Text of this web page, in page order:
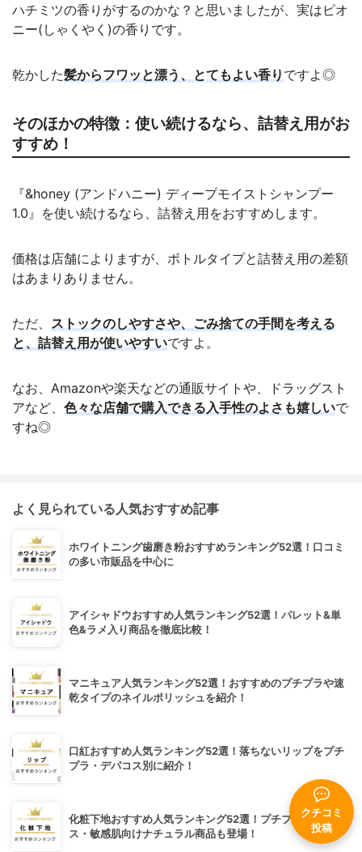
クチコミ
投稿
ハチミツの香りがするのかな？と思いましたが、実はピオ
ニー(しゃくやく)の香りです。
乾かした髪からフワッと漂う、とてもよい香り ですよ◎
そのほかの特徴：使い続けるなら、詰替え用がお
すすめ！
『&honey (アンドハニー) ディープモイストシャンプー
1.0』を使い続けるなら、詰替え用をおすすめします。
価格は店舗によりますが、ボトルタイプと詰替え用の差額
はあまりありません。
ただ、 ストックのしやすさや、ごみ捨ての手間を考える
と、詰替え用が使いやすいですよ。
なお、Amazonや楽天などの通販サイトや、ドラッグスト
アなど、 色々な店舗で購入できる入手性のよさも嬉しいで
すね◎
よく見られている人気おすすめ記事
ホワイトニング歯磨き粉おすすめランキング52選！口コミ
の多い市販品を中心に
アイシャドウおすすめ人気ランキング52選！パレット&単
色&ラメ入り商品を徹底比較！
マニキュア人気ランキング52選！おすすめのプチプラや速
乾タイプのネイルポリッシュを紹介！
口紅おすすめ人気ランキング52選！落ちないリップをプチ
プラ・デパコス別に紹介！
化粧下地おすすめ人気ランキング52選！プチプラ・デパコ
ス・敏感肌向けナチュラル商品も登場！